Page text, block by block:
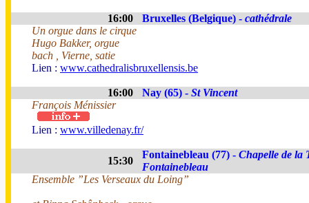
16:00 Bruxelles (Belgique) - cathédrale
Un orgue dans le cirque
Hugo Bakker, orgue
bach , Vierne, satie
Lien : www.cathedralisbruxellensis.be
16:00 Nay (65) - St Vincent
François Ménissier
Lien : www.villedenay.fr/
15:30
Fontainebleau (77) - Chapelle de la
Fontainebleau
Ensemble ”Les Verseaux du Loing”